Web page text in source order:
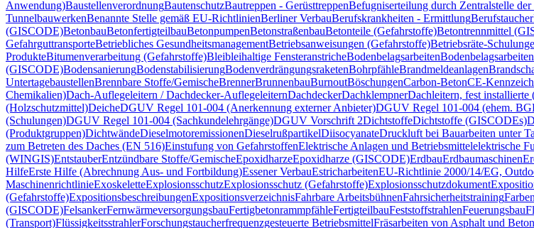
Anwendung)BaustellenverordnungBautenschutzBautreppen - GerüsttreppenBefugniserteilung durch Zentralstelle
TunnelbauwerkenBenannte Stelle gemäß EU-RichtlinienBerliner VerbauBerufskrankheiten - ErmittlungBerufstaucher
(GISCODE)BetonbauBetonfertigteilbauBetonpumpenBetonstraßenbauBetonteile (Gefahrstoffe)Betontrennmittel
GefahrguttransporteBetriebliches GesundheitsmanagementBetriebsanweisungen (Gefahrstoffe)Betriebsräte-
ProdukteBitumenverarbeitung (Gefahrstoffe)Bleibleihaltige FensteranstricheBodenbelagsarbeitenBodenbelagsarbeiten
(GISCODE)BodensanierungBodenstabilisierungBodenverdrängungsraketenBohrpfähleBrandmeldeanlagen
UntertagebaustellenBrennbare Stoffe/GemischeBrennerBrunnenbauBurnoutBöschungenCarbon-BetonCE-
Chemikalien)Dach-Auflegeleitern / Dachdecker-AuflegeleiternDachdeckerDachklempnerDachleitern, fest installierte
(Holzschutzmittel)DeicheDGUV Regel 101-004 (Anerkennung externer Anbieter)DGUV Regel 101-004 (ehem.
(Schulungen)DGUV Regel 101-004 (Sachkundelehrgänge)DGUV Vorschrift 2DichtstoffeDichtstoffe (GISCODEs)
(Produktgruppen)DichtwändeDieselmotoremissionenDieselrußpartikelDiisocyanateDruckluft bei Bauarbeiten unter
zum Betreten des Daches (EN 516)Einstufung von GefahrstoffenElektrische Anlagen und Betriebsmittelelektrische
(WINGIS)EntstauberEntzündbare Stoffe/GemischeEpoxidharzeEpoxidharze (GISCODE)ErdbauErdbaumaschinen
HilfeErste Hilfe (Abrechnung Aus- und Fortbildung)Essener VerbauEstricharbeitenEU-Richtlinie 2000/14/EG,
MaschinenrichtlinieExoskeletteExplosionsschutzExplosionsschutz (Gefahrstoffe)Explosionsschutzdokument
(Gefahrstoffe)ExpositionsbeschreibungenExpositionsverzeichnisFahrbare ArbeitsbühnenFahrsicherheitstraining
(GISCODE)FelsankerFernwärmeversorgungsbauFertigbetonrammpfähleFertigteilbauFeststoffstrahlenFeuerungsbau
(Transport)FlüssigkeitsstrahlerForschungstaucherfrequenzgesteuerte BetriebsmittelFräsarbeiten von Asphalt und